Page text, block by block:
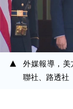
外媒報導，
聯社、路透社